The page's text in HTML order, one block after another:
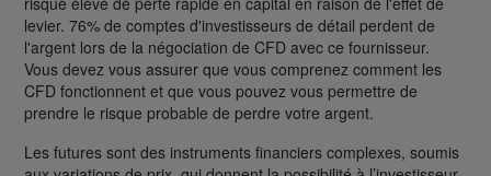
levier. 76% de comptes d'investisseurs de détail perdent de
l'argent lors de la négociation de CFD avec ce fournisseur.
Vous devez vous assurer que vous comprenez comment les
CFD fonctionnent et que vous pouvez vous permettre de
prendre le risque probable de perdre votre argent.
Les futures sont des instruments financiers complexes, soumis